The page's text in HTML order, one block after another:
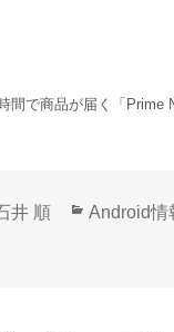
間で商品が届く「Prime
井 順
カ
Android情